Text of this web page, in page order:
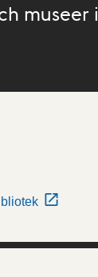
museer i